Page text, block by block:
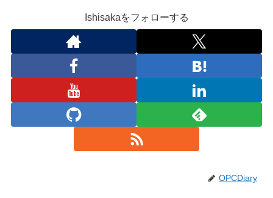
Ishisakaをフォローする
OPCDiary